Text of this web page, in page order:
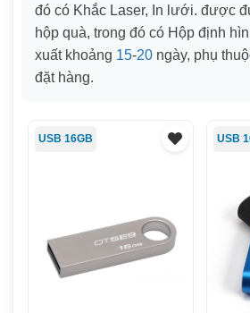
đó có Khắc Laser, In lưới. được
hộp quà, trong đó có Hộp định
xuất khoảng 15-20 ngày, phụ
đặt hàng.
USB 16GB USB